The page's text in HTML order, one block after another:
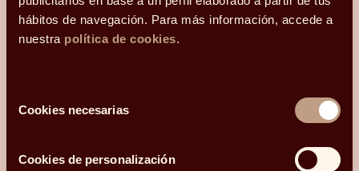
hábitos de navegación. Para más información, accede a
nuestra política de cookies.
deCookies necesarias
Cookies de personalización
Hola, me llamo
y os he conocido
¿Qué más te gustaría compartir con nosotros?